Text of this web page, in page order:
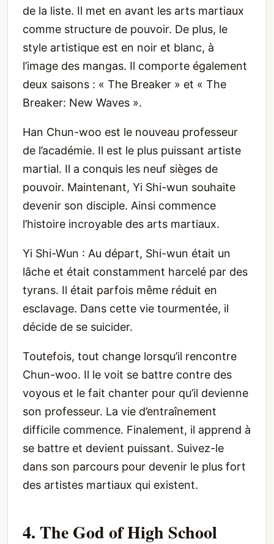
de la liste. Il met en avant les arts martiaux
comme structure de pouvoir. De plus, le
style artistique est en noir et blanc, à
l’image des mangas. Il comporte également
deux saisons : « The Breaker » et « The
Breaker: New Waves ».
Han Chun-woo est le nouveau professeur
de l’académie. Il est le plus puissant artiste
martial. Il a conquis les neuf sièges de
pouvoir. Maintenant, Yi Shi-wun souhaite
devenir son disciple. Ainsi commence
l’histoire incroyable des arts martiaux.
Yi Shi-Wun : Au départ, Shi-wun était un
lâche et était constamment harcelé par des
tyrans. Il était parfois même réduit en
esclavage. Dans cette vie tourmentée, il
décide de se suicider.
Toutefois, tout change lorsqu’il rencontre
Chun-woo. Il le voit se battre contre des
voyous et le fait chanter pour qu’il devienne
son professeur. La vie d’entraînement
difficile commence. Finalement, il apprend à
se battre et devient puissant. Suivez-le
dans son parcours pour devenir le plus fort
des artistes martiaux qui existent.
4. The God of High School